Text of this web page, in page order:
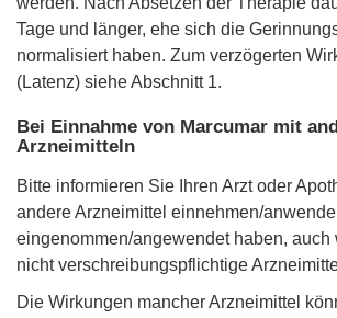
Tage und länger, ehe sich die
normalisiert haben. Zum verzögerten
(Latenz) siehe Abschnitt 1.
Bei Einnahme von Marcumar mit
Arzneimitteln
Bitte informieren Sie Ihren Arzt oder
andere Arzneimittel einnehmen/
eingenommen/angewendet haben, auch
nicht verschreibungspflichtige
Die Wirkungen mancher Arzneimittel